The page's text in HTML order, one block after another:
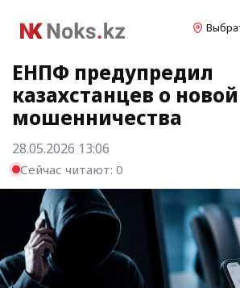
ЕНПФ предупредил
казахстанцев о
мошенничества
28.05.2026 13:06
Сейчас читают: 0